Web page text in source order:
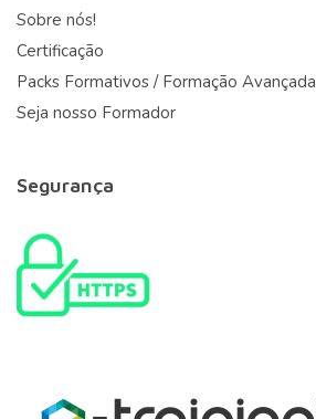
Sobre nós!
Certificação
Packs Formativos / Formação Avançada
Seja nosso Formador
Segurança